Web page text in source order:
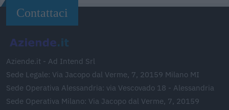
Contattaci
Aziende.it - Ad Intend Srl
Sede Legale: Via Jacopo dal Verme, 7, 20159 Milano MI
Sede Operativa Alessandria: via Vescovado 18 - Alessandria
Sede Operativa Milano: Via Jacopo dal Verme, 7, 20159